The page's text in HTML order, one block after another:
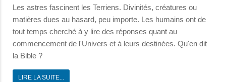
Les astres fascinent les Terriens. Divinités, créatures ou
matières dues au hasard, peu importe. Les humains ont de
tout temps cherché à y lire des réponses quant au
commencement de l'Univers et à leurs destinées. Qu'en dit
la Bible ?
LIRE LA SUITE...